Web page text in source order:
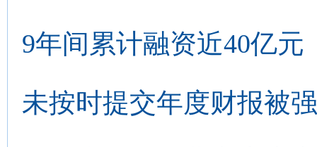
9年间累计融资近40亿元
未按时提交年度财报被